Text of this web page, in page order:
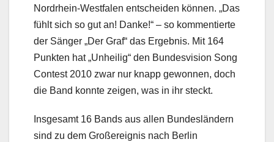
Nordrhein-Westfalen entscheiden können. „Das
fühlt sich so gut an! Danke!“ – so kommentierte
der Sänger „Der Graf“ das Ergebnis. Mit 164
Punkten hat „Unheilig“ den Bundesvision Song
Contest 2010 zwar nur knapp gewonnen, doch
die Band konnte zeigen, was in ihr steckt.
Insgesamt 16 Bands aus allen Bundesländern
sind zu dem Großereignis nach Berlin